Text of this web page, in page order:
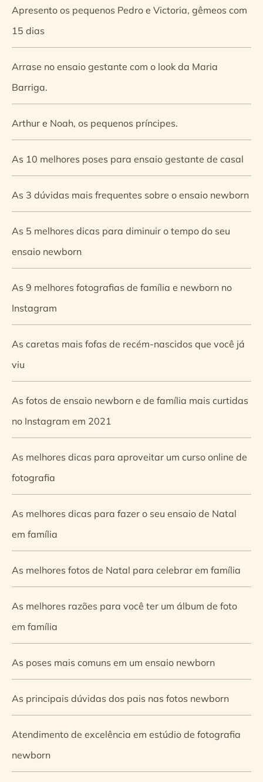
Apresento os pequenos Pedro e Victoria, gêmeos com
15 dias
Arrase no ensaio gestante com o look da Maria
Barriga.
Arthur e Noah, os pequenos príncipes.
As 10 melhores poses para ensaio gestante de casal
As 3 dúvidas mais frequentes sobre o ensaio newborn
As 5 melhores dicas para diminuir o tempo do seu
ensaio newborn
As 9 melhores fotografias de família e newborn no
Instagram
As caretas mais fofas de recém-nascidos que você já
viu
As fotos de ensaio newborn e de família mais curtidas
no Instagram em 2021
As melhores dicas para aproveitar um curso online de
fotografia
As melhores dicas para fazer o seu ensaio de Natal
em família
As melhores fotos de Natal para celebrar em família
As melhores razões para você ter um álbum de foto
em família
As poses mais comuns em um ensaio newborn
As principais dúvidas dos pais nas fotos newborn
Atendimento de excelência em estúdio de fotografia
newborn